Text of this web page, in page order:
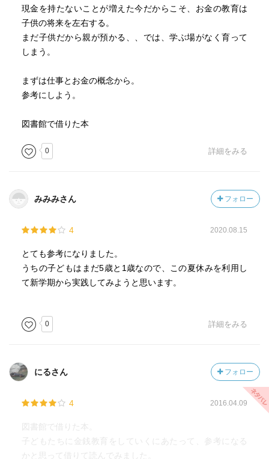
現金を持たないことが増えた今だからこそ、お金の教育は
子供の将来を左右する。
まだ子供だから親が預かる、、では、学ぶ場がなく育って
しまう。
まずは仕事とお金の概念から。
参考にしよう。
図書館で借りた本
0 詳細をみる
みみみさん フォロー
4 2020.08.15
とても参考になりました。
うちの子どもはまだ5歳と1歳なので、この夏休みを利用し
て新学期から実践してみようと思います。
0 詳細をみる
にるさん フォロー
4 2016.04.09
図書館で借りた本。
子どもたちに金銭教育をしていくにあたって、参考になる
かと思って借りて読んでみました。